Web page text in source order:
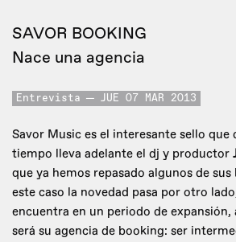
SAVOR BOOKING
Nace una agencia
Entrevista JUE 07 MAR 2013
Savor Music es el interesante sello que
tiempo lleva adelante el dj y productor
que ya hemos repasado algunos de
este caso la novedad pasa por otro
encuentra en un periodo de expansión,
será su agencia de booking: ser